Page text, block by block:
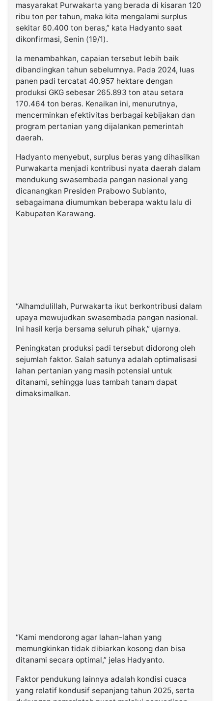
masyarakat Purwakarta yang berada di kisaran 120
ribu ton per tahun, maka kita mengalami surplus
sekitar 60.400 ton beras,” kata Hadyanto saat
dikonfirmasi, Senin (19/1).
Ia menambahkan, capaian tersebut lebih baik
dibandingkan tahun sebelumnya. Pada 2024, luas
panen padi tercatat 40.957 hektare dengan
produksi GKG sebesar 265.893 ton atau setara
170.464 ton beras. Kenaikan ini, menurutnya,
mencerminkan efektivitas berbagai kebijakan dan
program pertanian yang dijalankan pemerintah
daerah.
Hadyanto menyebut, surplus beras yang dihasilkan
Purwakarta menjadi kontribusi nyata daerah dalam
mendukung swasembada pangan nasional yang
dicanangkan Presiden Prabowo Subianto,
sebagaimana diumumkan beberapa waktu lalu di
Kabupaten Karawang.
“Alhamdulillah, Purwakarta ikut berkontribusi dalam
upaya mewujudkan swasembada pangan nasional.
Ini hasil kerja bersama seluruh pihak,” ujarnya.
Peningkatan produksi padi tersebut didorong oleh
sejumlah faktor. Salah satunya adalah optimalisasi
lahan pertanian yang masih potensial untuk
ditanami, sehingga luas tambah tanam dapat
dimaksimalkan.
“Kami mendorong agar lahan-lahan yang
memungkinkan tidak dibiarkan kosong dan bisa
ditanami secara optimal,” jelas Hadyanto.
Faktor pendukung lainnya adalah kondisi cuaca
yang relatif kondusif sepanjang tahun 2025, serta